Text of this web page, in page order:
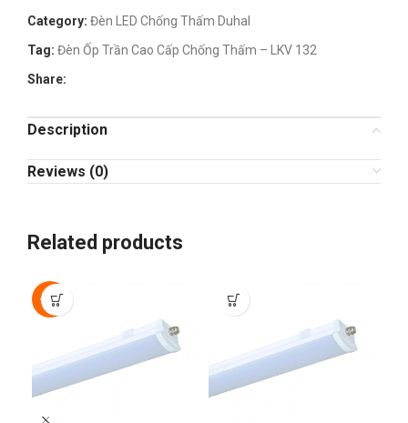
Category: Đèn LED Chống Thấm Duhal
Tag: Đèn Ốp Trần Cao Cấp Chống Thấm – LKV 132
Share:
Description
Reviews (0)
Related products
-40%